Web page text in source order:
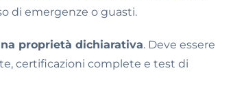
di emergenze o guasti.
proprietà dichiarativa. Deve essere
certificazioni complete e test di